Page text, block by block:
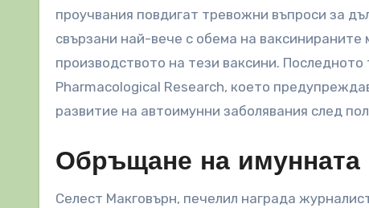
проучвания повдигат тревожни въпроси за
свързани най-вече с обема на
производството на тези ваксини.
Pharmacological Research, което
развитие на автоимунни заболявания след
Обръщане на имунната
Селест Макговърн, печелил награда